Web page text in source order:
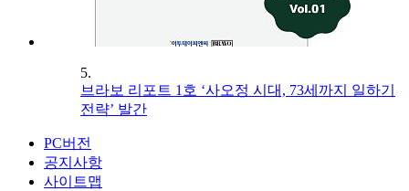
5.
브라보 리포트 1호 ‘사오정 시대, 73세까지 일하기
전략’ 발간
PC버전
공지사항
사이트맵